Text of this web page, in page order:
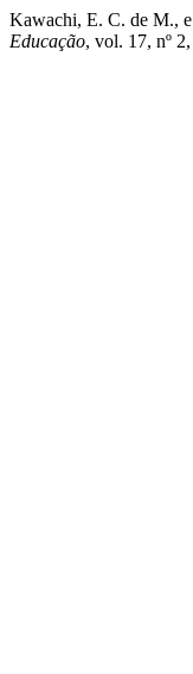
Kawachi, E. C. de M.,
Educação, vol. 17, nº